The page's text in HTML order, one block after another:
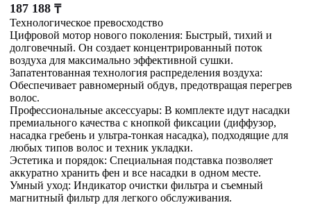
187 188 ₸
Технологическое превосходство
Цифровой мотор нового поколения: Быстрый, тихий и
долговечный. Он создает концентрированный поток
воздуха для максимально эффективной сушки.
Запатентованная технология распределения воздуха:
Обеспечивает равномерный обдув, предотвращая перегрев
волос.
Профессиональные аксессуары: В комплекте идут насадки
премиального качества с кнопкой фиксации (диффузор,
насадка гребень и ультра-тонкая насадка), подходящие для
любых типов волос и техник укладки.
Эстетика и порядок: Специальная подставка позволяет
аккуратно хранить фен и все насадки в одном месте.
Умный уход: Индикатор очистки фильтра и съемный
магнитный фильтр для легкого обслуживания.